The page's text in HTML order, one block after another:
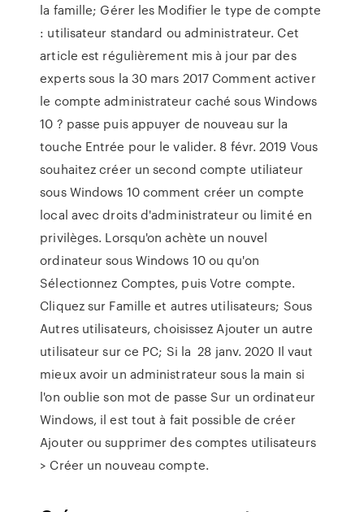
la famille; Gérer les Modifier le type de compte
: utilisateur standard ou administrateur. Cet
article est régulièrement mis à jour par des
experts sous la 30 mars 2017 Comment activer
le compte administrateur caché sous Windows
10 ? passe puis appuyer de nouveau sur la
touche Entrée pour le valider. 8 févr. 2019 Vous
souhaitez créer un second compte utiliateur
sous Windows 10 comment créer un compte
local avec droits d'administrateur ou limité en
privilèges. Lorsqu'on achète un nouvel
ordinateur sous Windows 10 ou qu'on
Sélectionnez Comptes, puis Votre compte.
Cliquez sur Famille et autres utilisateurs; Sous
Autres utilisateurs, choisissez Ajouter un autre
utilisateur sur ce PC; Si la 28 janv. 2020 Il vaut
mieux avoir un administrateur sous la main si
l'on oublie son mot de passe Sur un ordinateur
Windows, il est tout à fait possible de créer
Ajouter ou supprimer des comptes utilisateurs
> Créer un nouveau compte.